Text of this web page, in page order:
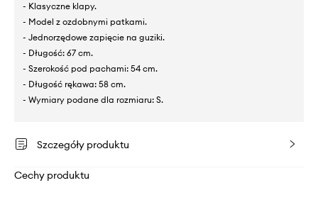
- Klasyczne klapy.
- Model z ozdobnymi patkami.
- Jednorzędowe zapięcie na guziki.
- Długość: 67 cm.
- Szerokość pod pachami: 54 cm.
- Długość rękawa: 58 cm.
- Wymiary podane dla rozmiaru: S.
Szczegóły produktu
Cechy produktu